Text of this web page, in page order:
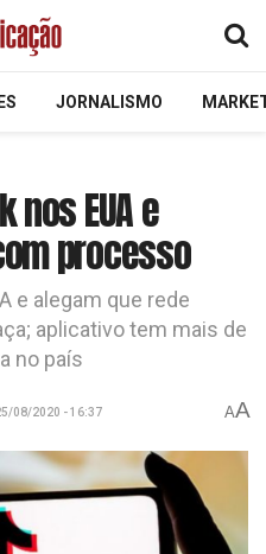
JORNALISMO
nos EUA e
processo
e alegam que rede
aplicativo tem mais de
no país
08/2020 - 16:37 AA